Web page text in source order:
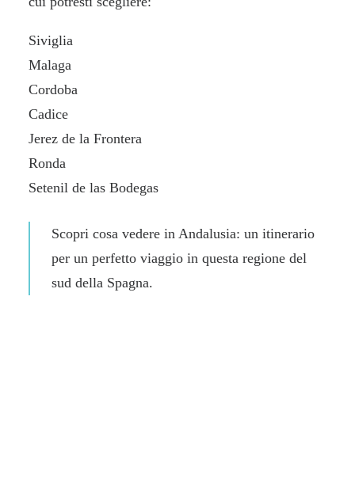
Siviglia
Malaga
Cordoba
Cadice
Jerez de la Frontera
Ronda
Setenil de las Bodegas
Scopri cosa vedere in Andalusia: un itinerario
per un perfetto viaggio in questa regione del
sud della Spagna.